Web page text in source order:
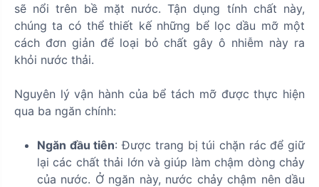
sẽ nổi trên bề mặt nước. Tận dụng tính chất này,
chúng ta có thể thiết kế những bể lọc dầu mỡ một
cách đơn giản để loại bỏ chất gây ô nhiễm này ra
khỏi nước thải.
Nguyên lý vận hành của bể tách mỡ được thực hiện
qua ba ngăn chính:
Ngăn đầu tiên: Được trang bị túi chặn rác để giữ
lại các chất thải lớn và giúp làm chậm dòng chảy
của nước. Ở ngăn này, nước chảy chậm nên dầu